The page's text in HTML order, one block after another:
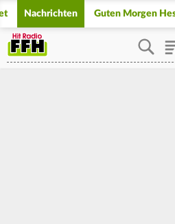
Nachrichten Guten Morgen